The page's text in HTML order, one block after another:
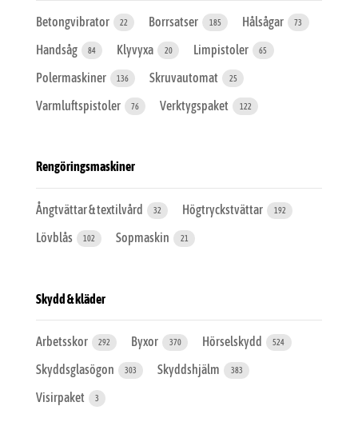
Betongvibrator 22 Borrsatser 185 Hålsågar 73
Handsåg 84 Klyvyxa 20 Limpistoler 65
Polermaskiner 136 Skruvautomat 25
Varmluftspistoler 76 Verktygspaket 122
Rengöringsmaskiner
Ångtvättar & textilvård 32 Högtryckstvättar 192
Lövblås 102 Sopmaskin 21
Skydd & kläder
Arbetsskor 292 Byxor 370 Hörselskydd 524
Skyddsglasögon 303 Skyddshjälm 383
Visirpaket 3